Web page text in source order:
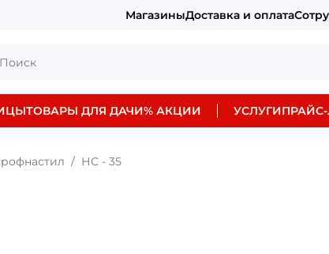
МагазиныДоставка и оплата
ТОВАРЫ ДЛЯ ДАЧИ% АКЦИИ УСЛУГИ
НС - 35